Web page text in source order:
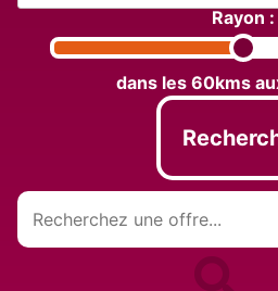
Rayon :
dans les 60kms